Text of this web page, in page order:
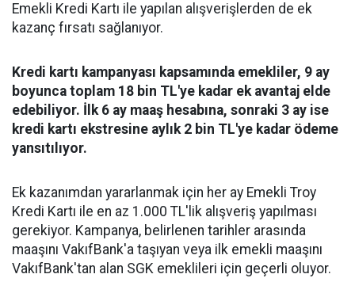
Emekli Kredi Kartı ile yapılan alışverişlerden de ek
kazanç fırsatı sağlanıyor.
Kredi kartı kampanyası kapsamında emekliler, 9 ay
boyunca toplam 18 bin TL'ye kadar ek avantaj elde
edebiliyor. İlk 6 ay maaş hesabına, sonraki 3 ay ise
kredi kartı ekstresine aylık 2 bin TL'ye kadar ödeme
yansıtılıyor.
Ek kazanımdan yararlanmak için her ay Emekli Troy
Kredi Kartı ile en az 1.000 TL'lik alışveriş yapılması
gerekiyor. Kampanya, belirlenen tarihler arasında
maaşını VakıfBank'a taşıyan veya ilk emekli maaşını
VakıfBank'tan alan SGK emeklileri için geçerli oluyor.